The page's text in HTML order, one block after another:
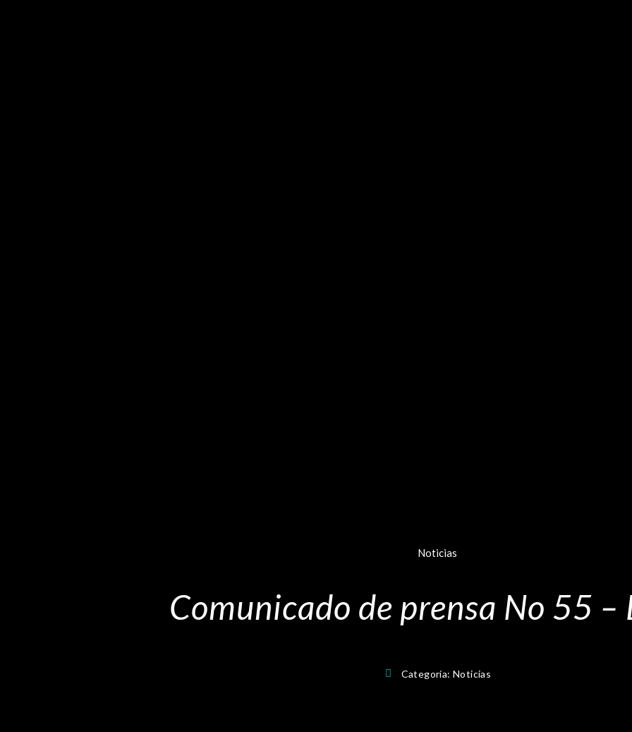
Noticias
Comunicado de prensa No 55 –
Categoría:Noticias